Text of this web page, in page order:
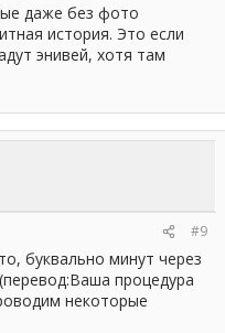
даже без фото
история. Это если
энивей, хотя там
#9
буквально минут через
процедура
некоторые